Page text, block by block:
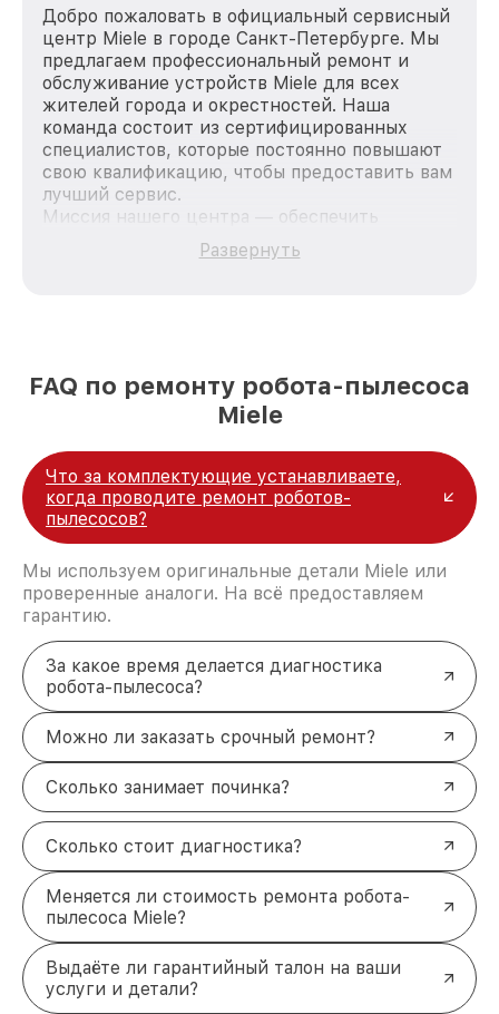
Добро пожаловать в официальный сервисный
центр Miele в городе Санкт-Петербурге. Мы
предлагаем профессиональный ремонт и
обслуживание устройств Miele для всех
жителей города и окрестностей. Наша
команда состоит из сертифицированных
специалистов, которые постоянно повышают
свою квалификацию, чтобы предоставить вам
лучший сервис.
Миссия нашего центра — обеспечить
качественный и доступный ремонт для
каждого пользователя продукции Miele, вне
лучшим сервисным центром Miele в городе
Санкт-Петербурге, постоянно повышая
уровень доверия и лояльности наших
Развернуть
FAQ по ремонту робота-пылесоса
Miele
Что за комплектующие устанавливаете,
когда проводите ремонт роботов-
пылесосов?
Мы используем оригинальные детали Miele или
проверенные аналоги. На всё предоставляем
гарантию.
За какое время делается диагностика
робота-пылесоса?
Можно ли заказать срочный ремонт?
Сколько занимает починка?
Сколько стоит диагностика?
Меняется ли стоимость ремонта робота-
пылесоса Miele?
Выдаёте ли гарантийный талон на ваши
услуги и детали?